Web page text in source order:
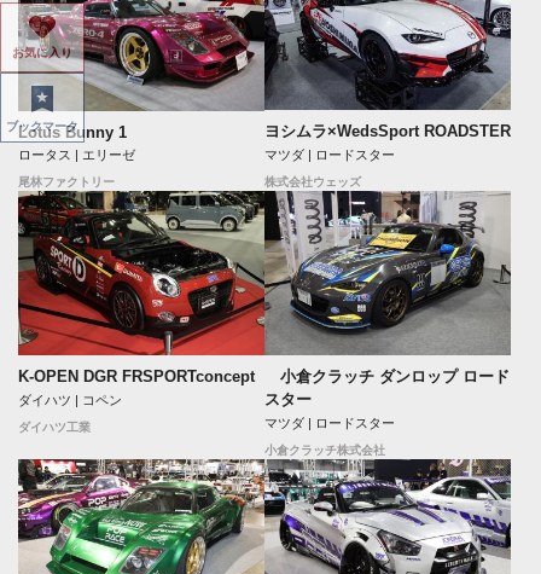
Lotus Bunny 1
ロータス | エリーゼ
尾林ファクトリー
ヨシムラ×WedsSport ROADSTER
マツダ | ロードスター
株式会社ウェッズ
K-OPEN DGR FRSPORTconcept
ダイハツ | コペン
ダイハツ工業
小倉クラッチ ダンロップ ロード
スター
マツダ | ロードスター
小倉クラッチ株式会社
お気に入り
ブックマーク